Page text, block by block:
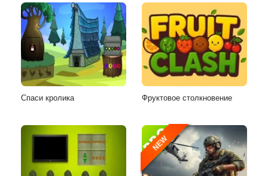
Спаси кролика Фруктовое столкновение
NEW